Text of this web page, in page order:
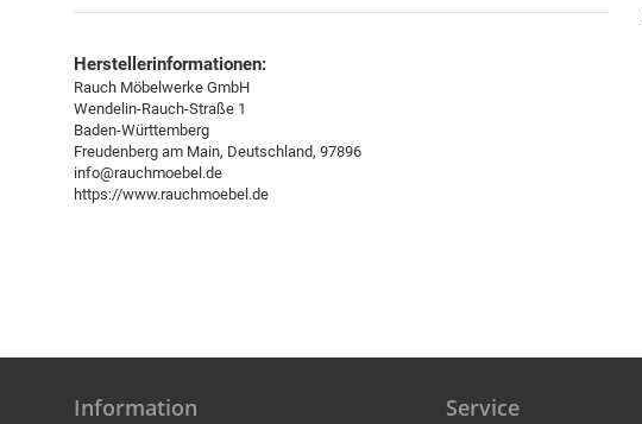
Herstellerinformationen:
Rauch Möbelwerke GmbH
Wendelin-Rauch-Straße 1
Baden-Württemberg
Freudenberg am Main, Deutschland, 97896
info@rauchmoebel.de
https://www.rauchmoebel.de
Information Service